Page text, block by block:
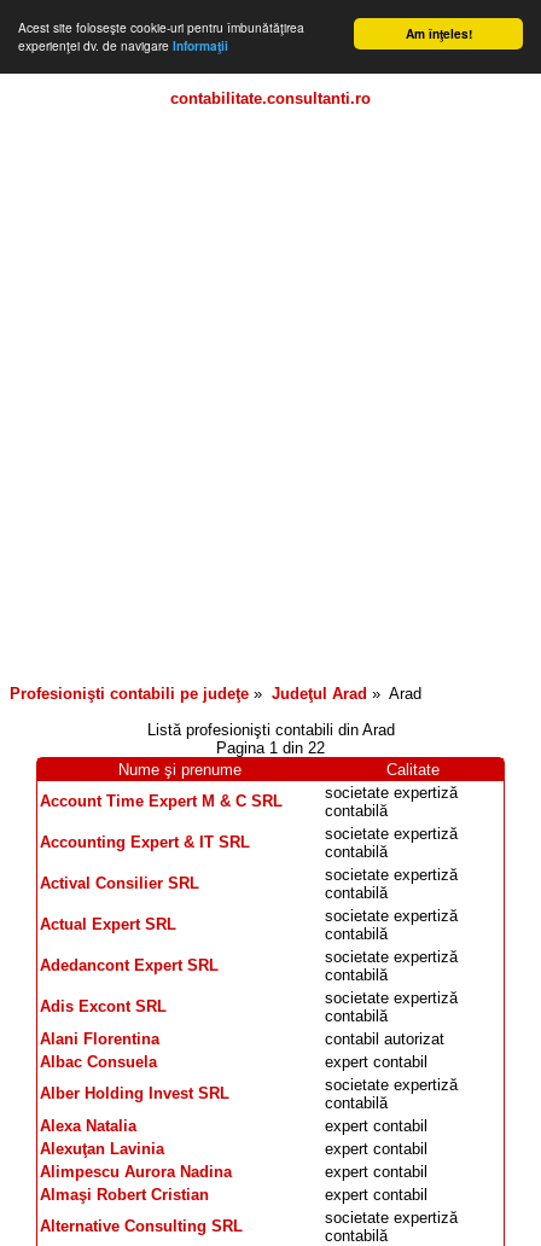
Am înţeles!
Acest site foloseşte cookie-uri pentru îmbunătăţirea
experienţei dv. de navigare Informaţii
contabilitate.consultanti.ro
Profesionişti contabili pe judeţe » Judeţul Arad » Arad
Listă profesionişti contabili din Arad
Pagina 1 din 22
Nume şi prenume
Calitate
Account Time Expert M & C SRL
societate expertiză
contabilă
Accounting Expert & IT SRL
societate expertiză
contabilă
Actival Consilier SRL
societate expertiză
contabilă
Actual Expert SRL
societate expertiză
contabilă
Adedancont Expert SRL
societate expertiză
contabilă
Adis Excont SRL
societate expertiză
contabilă
Alani Florentina
contabil autorizat
Albac Consuela
expert contabil
Alber Holding Invest SRL
societate expertiză
contabilă
Alexa Natalia
expert contabil
Alexuţan Lavinia
expert contabil
Alimpescu Aurora Nadina
expert contabil
Almaşi Robert Cristian
expert contabil
Alternative Consulting SRL
societate expertiză
contabilă